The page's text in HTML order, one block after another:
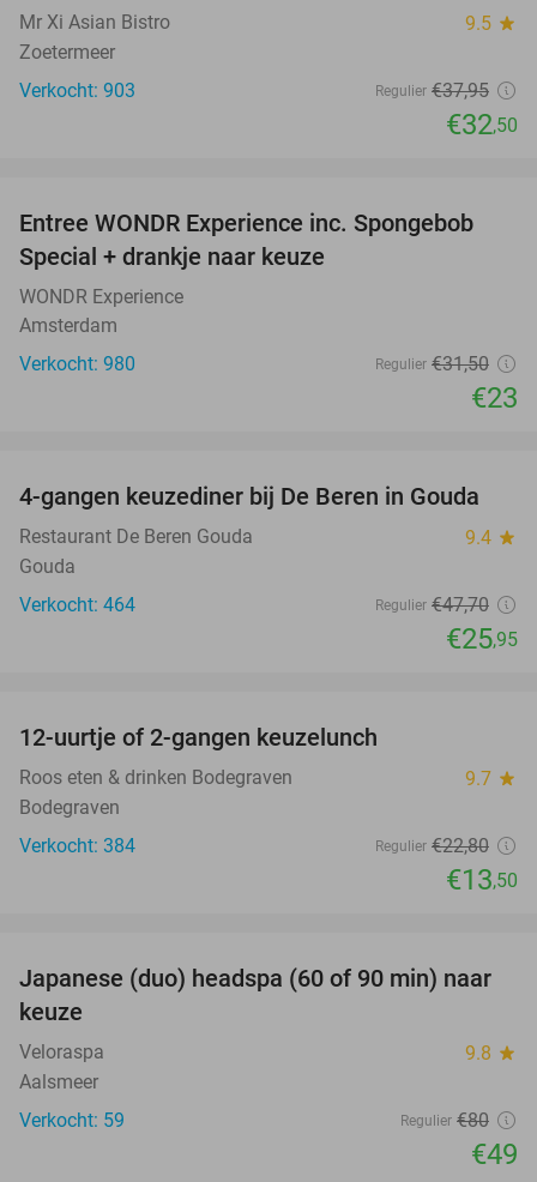
Mr Xi Asian Bistro 9.5 star
Zoetermeer
Verkocht: 903
Regulier €37,95
€32,50
27%
Entree WONDR Experience inc. Spongebob
Special + drankje naar keuze
WONDR Experience
Amsterdam
Verkocht: 980
Regulier €31,50
€23
46%
4-gangen keuzediner bij De Beren in Gouda
Restaurant De Beren Gouda 9.4 star
Gouda
Verkocht: 464
Regulier €47,70
€25,95
12-uurtje of 2-gangen keuzelunch
Roos eten & drinken Bodegraven 9.7 star
Bodegraven
Verkocht: 384
Regulier €22,80
€13,50
39%
Japanese (duo) headspa (60 of 90 min) naar
keuze
Veloraspa 9.8 star
Aalsmeer
Verkocht: 59
Regulier €80
€49